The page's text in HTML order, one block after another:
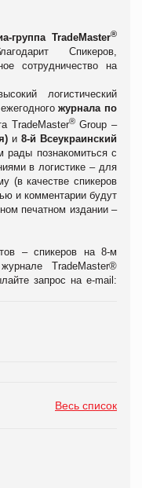
группа TradeMaster®
Спикеров,
сотрудничество на
логистический
журнала по
TradeMaster®Group –
и 8-й Всеукраинский
познакомиться с
в логистике – для
(в качестве спикеров
и комментарии будут
печатном издании –
– спикеров на 8-м
TradeMaster®
запрос на e-mail:
Весь список